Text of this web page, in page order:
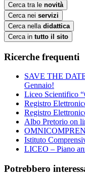
Cerca tra le novità
Cerca nei servizi
Cerca nella didattica
Cerca in tutto il sito
Ricerche frequenti
SAVE THE
Gennaio!
Liceo Scientifico
Registro
Registro
Albo Pretorio on
Istituto
LICEO – Piano
Potrebbero